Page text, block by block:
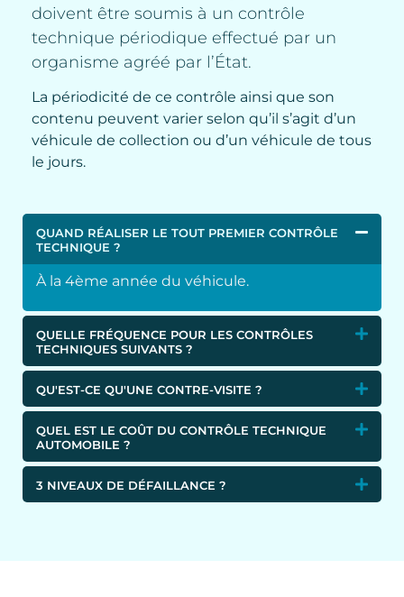
doivent être soumis à un contrôle
technique périodique effectué par un
organisme agréé par l’État.
La périodicité de ce contrôle ainsi que son
contenu peuvent varier selon qu’il s’agit d’un
véhicule de collection ou d’un véhicule de tous
le jours.
QUAND RÉALISER LE TOUT PREMIER CONTRÔLE
TECHNIQUE ?
À la 4ème année du véhicule.
QUELLE FRÉQUENCE POUR LES CONTRÔLES
TECHNIQUES SUIVANTS ?
QU'EST-CE QU'UNE CONTRE-VISITE ?
QUEL EST LE COÛT DU CONTRÔLE TECHNIQUE
AUTOMOBILE ?
3 NIVEAUX DE DÉFAILLANCE ?